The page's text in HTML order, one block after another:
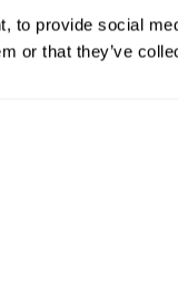
to provide social
or that they’ve